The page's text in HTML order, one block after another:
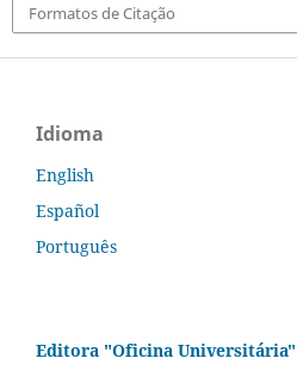
Formatos de Citação
Idioma
English
Español
Português
Editora "Oficina Universitária"